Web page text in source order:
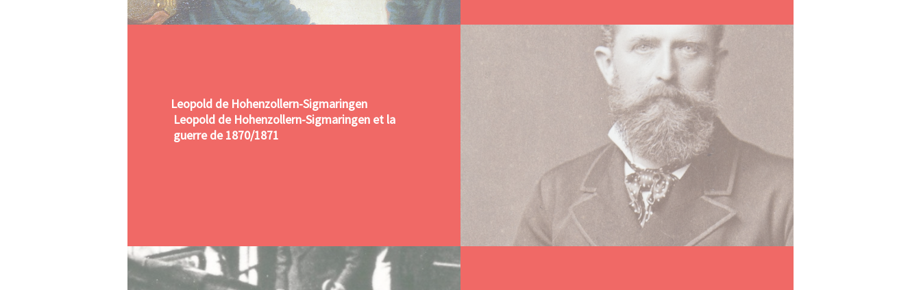
Leopold de Hohenzollern-Sigmaringen
Leopold de Hohenzollern-Sigmaringen et la
guerre de 1870/1871